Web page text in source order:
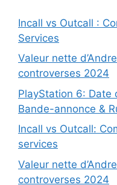
Incall vs Outcall :
Services
Valeur nette
controverses 2024
PlayStation 6: Date
Bande-annonce &
Incall vs Outcall:
services
Valeur nette
controverses 2024